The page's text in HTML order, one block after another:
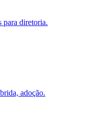
para diretoria.
adoção.